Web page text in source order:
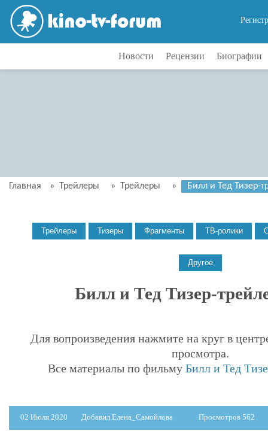
Новости Рецензии Биографии
Главная » Трейлеры » Трейлеры » Билл и Тед Тизер-
Билл и Тед Тизер-
Для вопроизведения нажмите на круг в
просмотра.
Все материалы по фильму Билл и Тед
02 Июля 2020 Добавил Елена_Самойлова Просмотров 562